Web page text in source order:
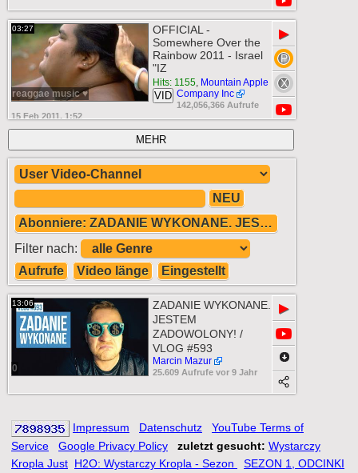
03:27
reaggae music ♥
OFFICIAL -
Somewhere Over the
Rainbow 2011 - Israel
"IZ
Hits: 1155, Mountain Apple
Company Inc
VID
142,056,366 Aufrufe
15 Feb 2011, 1:52
▶
MEHR
NEU
Abonniere: ZADANIE WYKONANE. JESTEM ZADOW
Filter nach:
Aufrufe
Video länge Eingestellt
13:06
0
ZADANIE WYKONANE.
JESTEM
ZADOWOLONY! /
VLOG #593
Marcin Mazur
25.609 Aufrufe vor 9 Jahr
▶
Impressum Datenschutz
YouTube Terms of
Service
Google Privacy Policy zuletzt gesucht: Wystarczy
Kropla Just H2O: Wystarczy Kropla - Sezon
SEZON 1, ODCINKI